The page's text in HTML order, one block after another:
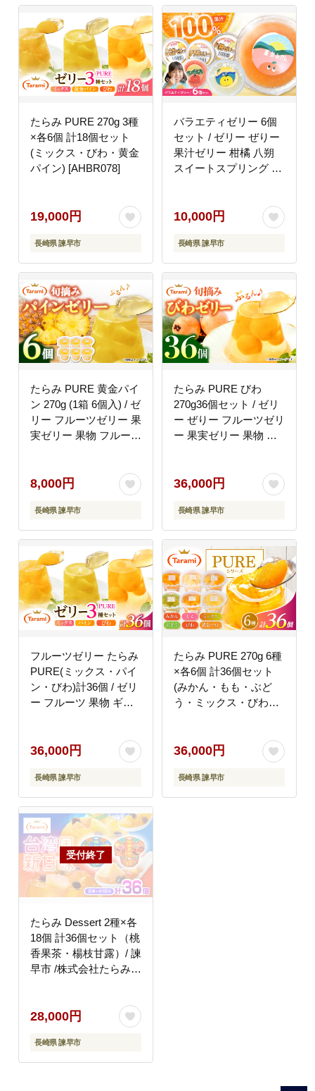
たらみ PURE 270g 3種
×各6個 計18個セット
(ミックス・びわ・黄金
パイン) [AHBR078]
19,000円
長崎県 諫早市
バラエティゼリー 6個
セット / ゼリー ぜりー
果汁ゼリー 柑橘 八朔
スイートスプリング は
園 [AHAZ011]
10,000円
長崎県 諫早市
たらみ PURE 黄金パイ
ン 270g (1箱 6個入) / ゼ
リー フルーツゼリー 果
実ゼリー 果物 フルーツ
[AHBR004]
8,000円
長崎県 諫早市
たらみ PURE びわ
270g36個セット / ゼリ
ー ぜりー フルーツゼリ
ー 果実ゼリー 果物 フ
会社たらみ [AHBR018]
36,000円
長崎県 諫早市
フルーツゼリー たらみ
PURE(ミックス・パイ
ン・びわ)計36個 / ゼリ
ー フルーツ 果物 ギフ
やつ / 諫早市 / 株式会
社たらみ [AHBR031]
36,000円
長崎県 諫早市
たらみ PURE 270g 6種
×各6個 計36個セット
(みかん・もも・ぶど
う・ミックス・びわ・
実ゼリー 果物 フルーツ
ふるーつ くだもの 食べ
比べ 備蓄 保存食 おや
つ / 諫早市 / 株式会社
36,000円
長崎県 諫早市
たらみ Dessert 2種×各
18個 計36個セット（桃
香果茶・楊枝甘露）/ 諫
早市 /株式会社たらみ
28,000円
長崎県 諫早市